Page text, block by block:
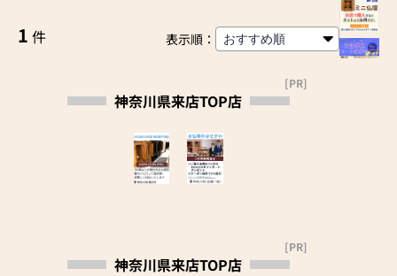
1 件 表示順：
神奈川県来店TOP店
[PR]
神奈川県来店TOP店
[PR]